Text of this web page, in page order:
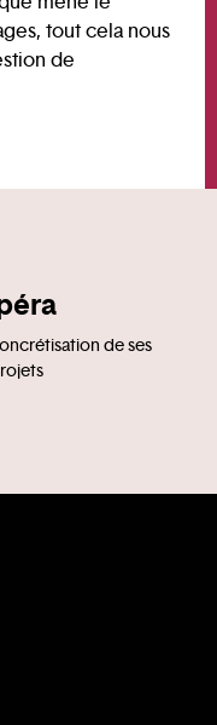
tout cela nous
de
de ses